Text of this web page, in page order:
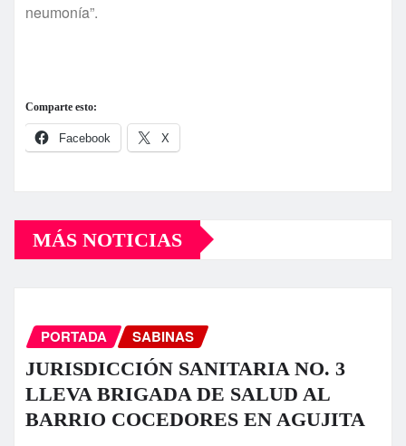
neumonía”.
Comparte esto:
Facebook X
MÁS NOTICIAS
PORTADA SABINAS
JURISDICCIÓN SANITARIA NO. 3
LLEVA BRIGADA DE SALUD AL
BARRIO COCEDORES EN AGUJITA